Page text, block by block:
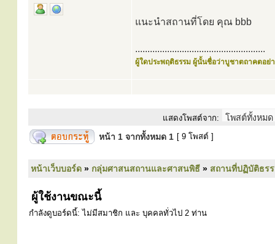
แนะนำสถานที่โดย คุณ bbb
.....................................................
ผู้ใดประพฤติธรรม ผู้นั้นชื่อว่าบูชาตถาคตอย่า
แสดงโพสต์จาก:
หน้า 1 จากทั้งหมด 1 [ 9 โพสต์ ]
หน้าเว็บบอร์ด » กลุ่มศาสนสถานและศาสนพิธี » สถานที่ปฏิบัติธร
ผู้ใช้งานขณะนี้
กำลังดูบอร์ดนี้: ไม่มีสมาชิก และ บุคคลทั่วไป 2 ท่าน